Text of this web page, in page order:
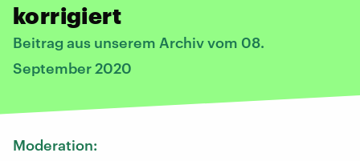
korrigiert
Beitrag aus unserem Archiv vom 08.
September 2020
Moderation: